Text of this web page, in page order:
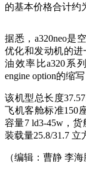
的基本价格合计约
据悉，a320neo是
优化和发动机的进
油效率比a320系
engine option的缩
该机型总长度
飞机客舱标准150
容量7 ld3-45w，
装载量25.8/31.7 立
（编辑：曹静 李海